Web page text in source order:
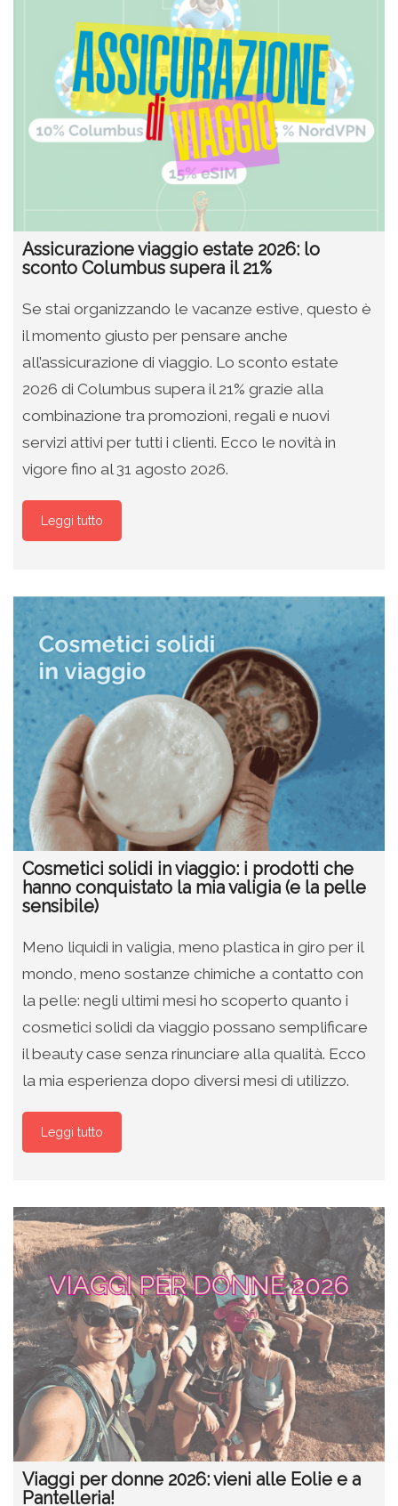
Assicurazione viaggio estate 2026: lo
sconto Columbus supera il 21%
Se stai organizzando le vacanze estive, questo è
il momento giusto per pensare anche
all’assicurazione di viaggio. Lo sconto estate
2026 di Columbus supera il 21% grazie alla
combinazione tra promozioni, regali e nuovi
servizi attivi per tutti i clienti. Ecco le novità in
vigore fino al 31 agosto 2026.
Leggi tutto
Cosmetici solidi in viaggio: i prodotti che
hanno conquistato la mia valigia (e la pelle
sensibile)
Meno liquidi in valigia, meno plastica in giro per il
mondo, meno sostanze chimiche a contatto con
la pelle: negli ultimi mesi ho scoperto quanto i
cosmetici solidi da viaggio possano semplificare
il beauty case senza rinunciare alla qualità. Ecco
la mia esperienza dopo diversi mesi di utilizzo.
Leggi tutto
Viaggi per donne 2026: vieni alle Eolie e a
Pantelleria!